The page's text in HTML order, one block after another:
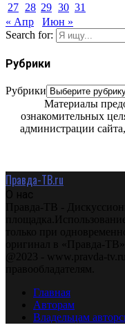
27 28 29 30 31
« Апр
Июн »
Search for:
Рубрики
Рубрики
Материалы
ознакомительных
администрации
Правда-ТВ.ru
О нас
Правда-ТВ -
только при
оригинал в «Правда-ТВ»
@2023 - www.pravda-
правообладателям.
Главная
Авторам
Владельцам